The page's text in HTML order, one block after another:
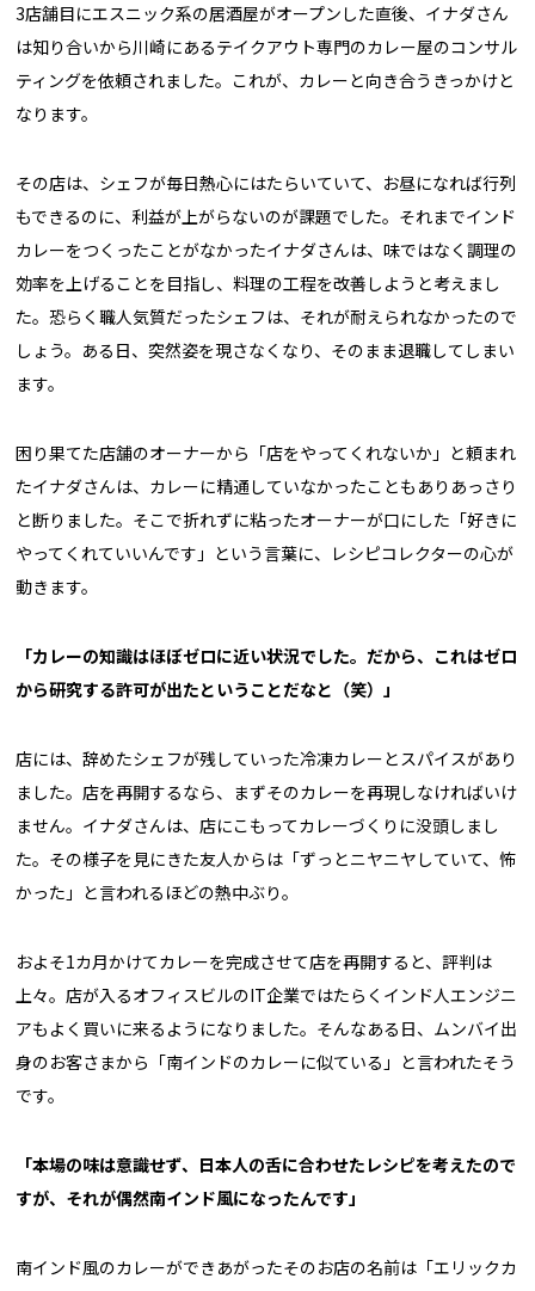
3店舗目にエスニック系の居酒屋がオープンした直後、イナダさん
は知り合いから川崎にあるテイクアウト専門のカレー屋のコンサル
ティングを依頼されました。これが、カレーと向き合うきっかけと
なります。
その店は、シェフが毎日熱心にはたらいていて、お昼になれば行列
もできるのに、利益が上がらないのが課題でした。それまでインド
カレーをつくったことがなかったイナダさんは、味ではなく調理の
効率を上げることを目指し、料理の工程を改善しようと考えまし
た。恐らく職人気質だったシェフは、それが耐えられなかったので
しょう。ある日、突然姿を現さなくなり、そのまま退職してしまい
ます。
困り果てた店舗のオーナーから「店をやってくれないか」と頼まれ
たイナダさんは、カレーに精通していなかったこともありあっさり
と断りました。そこで折れずに粘ったオーナーが口にした「好きに
やってくれていいんです」という言葉に、レシピコレクターの心が
動きます。
「カレーの知識はほぼゼロに近い状況でした。だから、これはゼロ
から研究する許可が出たということだなと（笑）」
店には、辞めたシェフが残していった冷凍カレーとスパイスがあり
ました。店を再開するなら、まずそのカレーを再現しなければいけ
ません。イナダさんは、店にこもってカレーづくりに没頭しまし
た。その様子を見にきた友人からは「ずっとニヤニヤしていて、怖
かった」と言われるほどの熱中ぶり。
およそ1カ月かけてカレーを完成させて店を再開すると、評判は
上々。店が入るオフィスビルのIT企業ではたらくインド人エンジニ
アもよく買いに来るようになりました。そんなある日、ムンバイ出
身のお客さまから「南インドのカレーに似ている」と言われたそう
です。
「本場の味は意識せず、日本人の舌に合わせたレシピを考えたので
すが、それが偶然南インド風になったんです」
南インド風のカレーができあがったそのお店の名前は「エリックカ